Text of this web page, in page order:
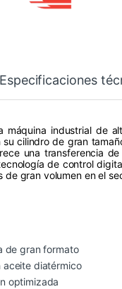
Especificaciones
industrial de
cilindro de gran
una transferencia
de control
gran volumen en el
de gran formato
aceite diatérmico
optimizada